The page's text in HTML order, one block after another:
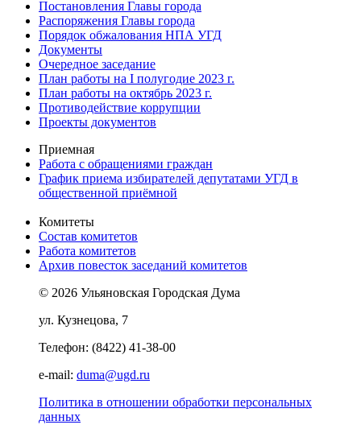
Постановления Главы города
Распоряжения Главы города
Порядок обжалования НПА УГД
Документы
Очередное заседание
План работы на I полугодие 2023 г.
План работы на октябрь 2023 г.
Противодействие коррупции
Проекты документов
Приемная
Работа с обращениями граждан
График приема избирателей депутатами УГД в
общественной приёмной
Комитеты
Состав комитетов
Работа комитетов
Архив повесток заседаний комитетов
© 2026 Ульяновская Городская Дума
ул. Кузнецова, 7
Телефон: (8422) 41-38-00
e-mail: duma@ugd.ru
Политика в отношении обработки персональных
данных